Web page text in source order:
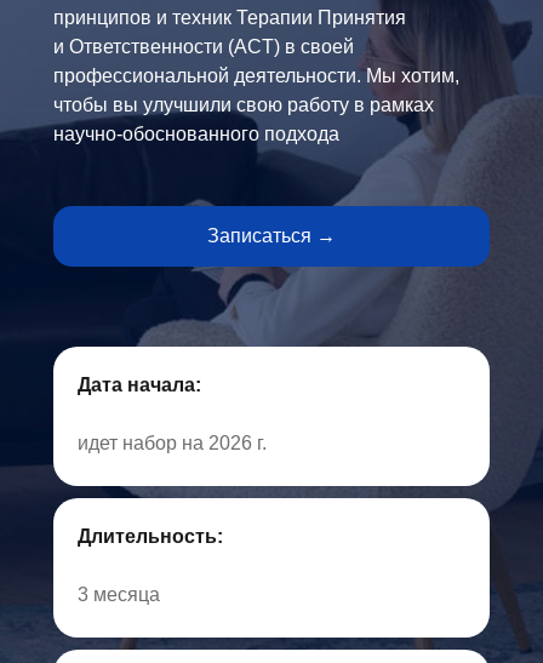
принципов и техник Терапии Принятия
и Ответственности (ACT) в своей
профессиональной деятельности. Мы хотим,
чтобы вы улучшили свою работу в рамках
научно-обоснованного подхода
Длительность:
3 месяца
Дата начала:
идет набор на 2026 г.
Записаться →